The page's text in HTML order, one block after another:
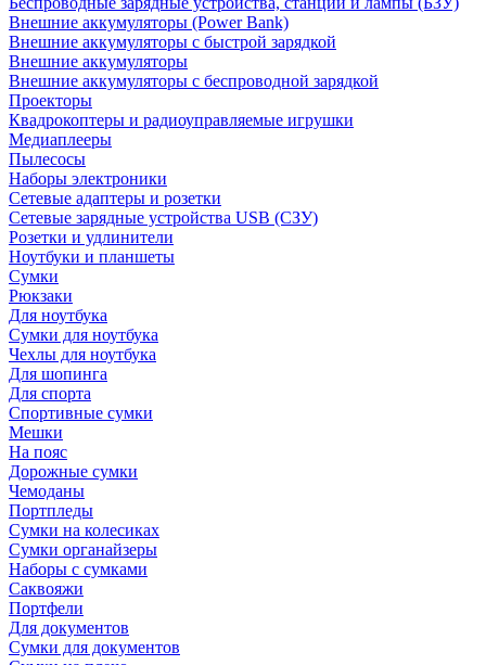
Внешние аккумуляторы (Power Bank)
Внешние аккумуляторы с быстрой зарядкой
Внешние аккумуляторы
Внешние аккумуляторы с беспроводной зарядкой
Проекторы
Квадрокоптеры и радиоуправляемые игрушки
Медиаплееры
Пылесосы
Наборы электроники
Сетевые адаптеры и розетки
Сетевые зарядные устройства USB (СЗУ)
Розетки и удлинители
Ноутбуки и планшеты
Сумки
Рюкзаки
Для ноутбука
Сумки для ноутбука
Чехлы для ноутбука
Для шопинга
Для спорта
Спортивные сумки
Мешки
На пояс
Дорожные сумки
Чемоданы
Портпледы
Сумки на колесиках
Сумки органайзеры
Наборы с сумками
Саквояжи
Портфели
Для документов
Сумки для документов